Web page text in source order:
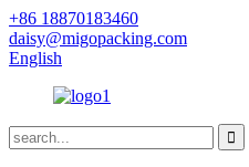
+86 18870183460
daisy@migopacking.com
English